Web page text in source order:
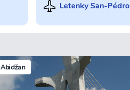
Letenky San-Pédro
Abidžan